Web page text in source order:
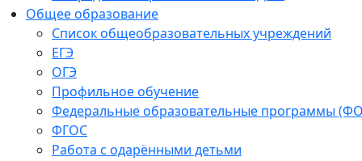
Общее образование
Список общеобразовательных учреждений
ЕГЭ
ОГЭ
Профильное обучение
Федеральные образовательные программы
ФГОС
Работа с одарёнными детьми